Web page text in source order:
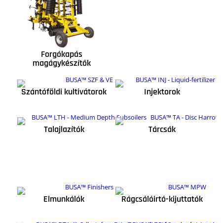
Forgókapás
magágykészítők
Szántóföldi kultivátorok Injektorok
Talajlazítók Tárcsák
Elmunkálók Rágcsálóirtó-kijuttatók